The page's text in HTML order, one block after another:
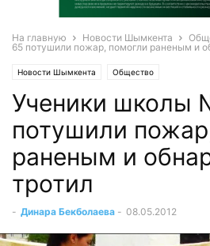
На главную Новости Шымкента
65 потушили пожар, помогли раненым и
Новости Шымкента Общество
Ученики школы
потушили
раненым и
тротил
- Динара Бекболаева - 08.05.2012